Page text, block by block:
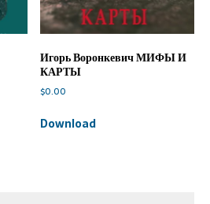
Игорь Воронкевич МИФЫ И
КАРТЫ
$0.00
Download